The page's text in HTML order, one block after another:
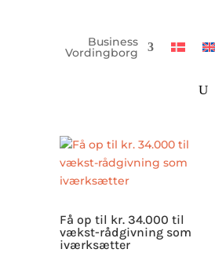
Business
Vordingborg
Få op til kr. 34.000 til
vækst-rådgivning som
iværksætter